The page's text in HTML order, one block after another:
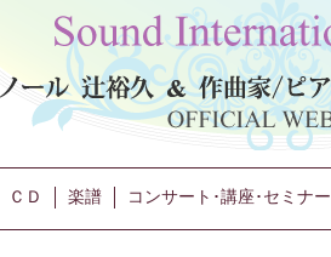
ＣＤ 楽譜 コンサート･講座･セミナー